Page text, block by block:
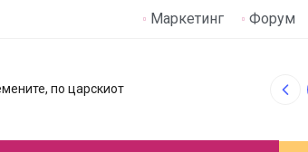
Маркетинг Форум
по царскиот